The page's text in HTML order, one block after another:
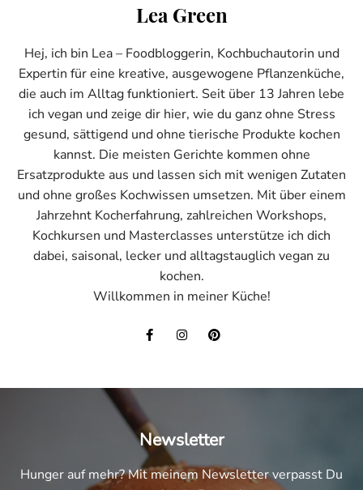
Lea Green
Hej, ich bin Lea – Foodbloggerin, Kochbuchautorin und
Expertin für eine kreative, ausgewogene Pflanzenküche,
die auch im Alltag funktioniert. Seit über 13 Jahren lebe
ich vegan und zeige dir hier, wie du ganz ohne Stress
gesund, sättigend und ohne tierische Produkte kochen
kannst. Die meisten Gerichte kommen ohne
Ersatzprodukte aus und lassen sich mit wenigen Zutaten
und ohne großes Kochwissen umsetzen. Mit über einem
Jahrzehnt Kocherfahrung, zahlreichen Workshops,
Kochkursen und Masterclasses unterstütze ich dich
dabei, saisonal, lecker und alltagstauglich vegan zu
kochen.
Willkommen in meiner Küche!
Newsletter
Hunger auf mehr? Mit meinem Newsletter verpasst Du